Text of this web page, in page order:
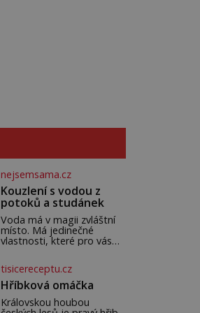
nejsemsama.cz
Kouzlení s vodou z
potoků a studánek
Voda má v magii zvláštní
místo. Má jedinečné
vlastnosti, které pro vás
a léčení. Voda z potoků a
studánek má moc přinést
do vašeho života pozitivní
změny a obnovit vaši
tisicereceptu.cz
Hříbková omáčka
Královskou houbou